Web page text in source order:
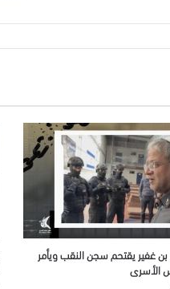
غفير يقتحم سجن النقب ويأمر
الأسرى